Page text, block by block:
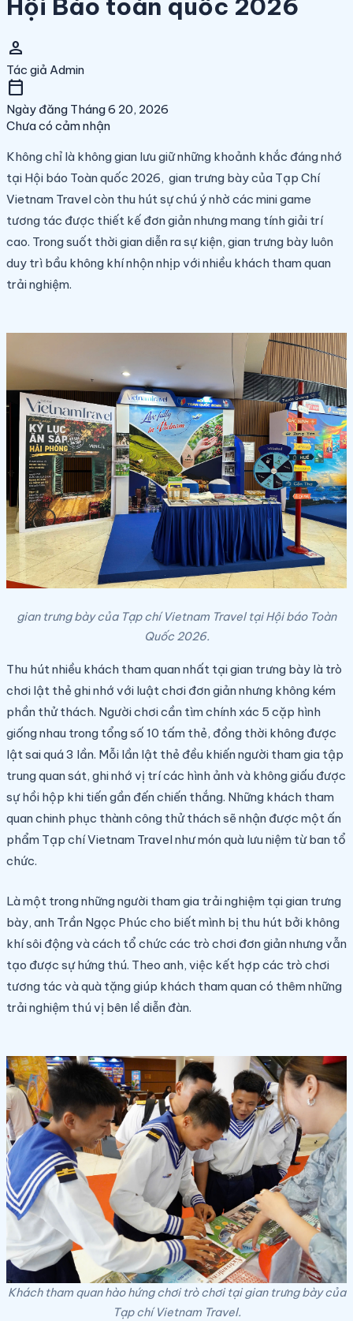
Hội Báo toàn quốc 2026
person
Tác giả Admin
calendar_today
Ngày đăng Tháng 6 20, 2026
Chưa có cảm nhận
Không chỉ là không gian lưu giữ những khoảnh khắc đáng nhớ
tại Hội báo Toàn quốc 2026, gian trưng bày của Tạp Chí
Vietnam Travel còn thu hút sự chú ý nhờ các mini game
tương tác được thiết kế đơn giản nhưng mang tính giải trí
cao. Trong suốt thời gian diễn ra sự kiện, gian trưng bày luôn
duy trì bầu không khí nhộn nhịp với nhiều khách tham quan
trải nghiệm.
gian trưng bày của Tạp chí Vietnam Travel tại Hội báo Toàn
Quốc 2026.
Thu hút nhiều khách tham quan nhất tại gian trưng bày là trò
chơi lật thẻ ghi nhớ với luật chơi đơn giản nhưng không kém
phần thử thách. Người chơi cần tìm chính xác 5 cặp hình
giống nhau trong tổng số 10 tấm thẻ, đồng thời không được
lật sai quá 3 lần. Mỗi lần lật thẻ đều khiến người tham gia tập
trung quan sát, ghi nhớ vị trí các hình ảnh và không giấu được
sự hồi hộp khi tiến gần đến chiến thắng. Những khách tham
quan chinh phục thành công thử thách sẽ nhận được một ấn
phẩm Tạp chí Vietnam Travel như món quà lưu niệm từ ban tổ
chức.
Là một trong những người tham gia trải nghiệm tại gian trưng
bày, anh Trần Ngọc Phúc cho biết mình bị thu hút bởi không
khí sôi động và cách tổ chức các trò chơi đơn giản nhưng vẫn
tạo được sự hứng thú. Theo anh, việc kết hợp các trò chơi
tương tác và quà tặng giúp khách tham quan có thêm những
trải nghiệm thú vị bên lề diễn đàn.
Khách tham quan hào hứng chơi trò chơi tại gian trưng bày của
Tạp chí Vietnam Travel.